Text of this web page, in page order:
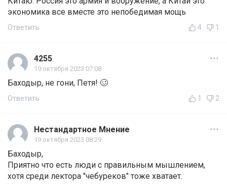
экономика все вместе это непобедимая мощь
Ответить 4 1
4255
19 октября 2023 07:08
Баходыр, не гони, Петя! 🥴
Ответить 1 2
Нестандартное Мнение
19 октября 2023 08:29
Баходыр,
Приятно что есть люди с правильным мышлением,
хотя среди лектора "чебуреков" тоже хватает.